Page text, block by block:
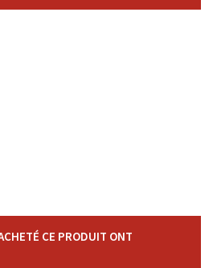
CE PRODUIT ONT